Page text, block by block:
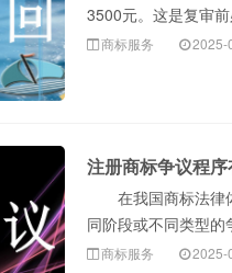
3500元。这是复审
商标服务 2025-
注册商标争议程
在我国商标法律体
同阶段或不同类型
商标服务 2025-